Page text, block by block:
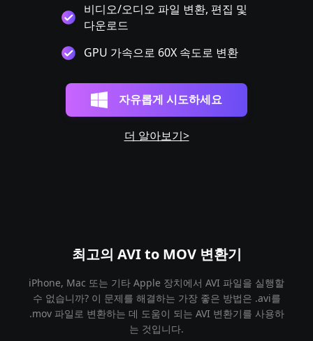
비디오/오디오 파일 변환, 편집 및
다운로드
GPU 가속으로 60X 속도로 변환
자유롭게 시도하세요
더 알아보기>
최고의 AVI to MOV 변환기
iPhone, Mac 또는 기타 Apple 장치에서 AVI 파일을 실행할
수 없습니까? 이 문제를 해결하는 가장 좋은 방법은 .avi를
.mov 파일로 변환하는 데 도움이 되는 AVI 변환기를 사용하
는 것입니다.